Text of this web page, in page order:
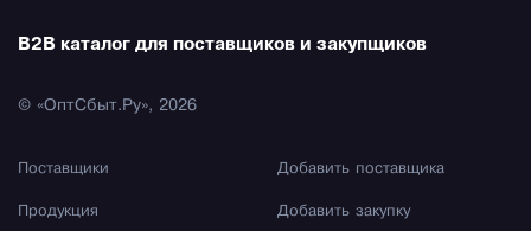
B2B каталог для поставщиков и закупщиков
© «ОптСбыт.Ру», 2026
Поставщики
Продукция
Добавить поставщика
Добавить закупку